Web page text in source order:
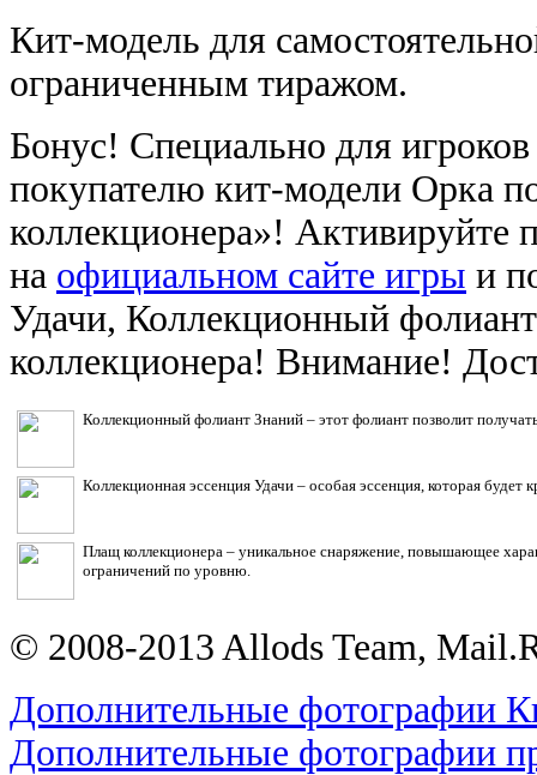
Кит-модель для
ограниченным тиражом.
Бонус! Специально для
покупателю кит-модели Орка
коллекционера»! Активируйте
на официальном сайте игры и
Удачи, Коллекционный
коллекционера! Внимание!
Коллекционный фолиант Знаний – этот фолиант позволит
Коллекционная эссенция Удачи – особая эссенция, которая
Плащ коллекционера – уникальное снаряжение, повышающее
ограничений по уровню.
© 2008-2013 Allods Team,
Дополнительные фотографии
Дополнительные фотографии